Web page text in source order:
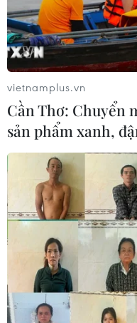
29/07/2022 11:21
Suy thoái kinh tế là
và Chủ tịch ECB đã
hai đều không coi đó
vietnamplus.vn
Cần Thơ: Chuyển
sản phẩm xanh,